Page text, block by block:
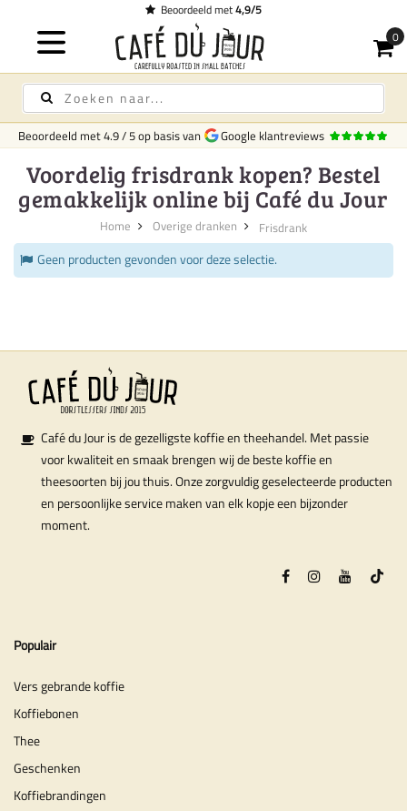
Beoordeeld met4,9/5
Beoordeeld met4.9/5op basis van Google klantreviews
Voordelig frisdrank kopen? Bestel
gemakkelijk online bij Café du Jour
Home Overige dranken Frisdrank
Geen producten gevonden voor deze selectie.
Café du Jour is de gezelligste koffie en theehandel. Met passie
voor kwaliteit en smaak brengen wij de beste koffie en
theesoorten bij jou thuis. Onze zorgvuldig geselecteerde producten
en persoonlijke service maken van elk kopje een bijzonder
moment.
Populair
Vers gebrande koffie
Koffiebonen
Thee
Geschenken
Koffiebrandingen